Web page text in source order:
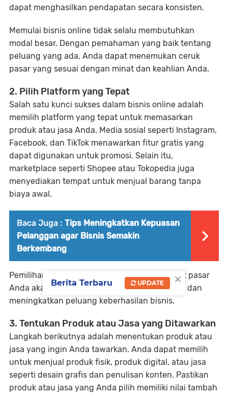
dapat menghasilkan pendapatan secara konsisten.
Memulai bisnis online tidak selalu membutuhkan
modal besar. Dengan pemahaman yang baik tentang
peluang yang ada, Anda dapat menemukan ceruk
pasar yang sesuai dengan minat dan keahlian Anda.
2. Pilih Platform yang Tepat
Salah satu kunci sukses dalam bisnis online adalah
memilih platform yang tepat untuk memasarkan
produk atau jasa Anda. Media sosial seperti Instagram,
Facebook, dan TikTok menawarkan fitur gratis yang
dapat digunakan untuk promosi. Selain itu,
marketplace seperti Shopee atau Tokopedia juga
menyediakan tempat untuk menjual barang tanpa
biaya awal.
Baca Juga : Tips Meningkatkan Kepuasan
Pelanggan agar Bisnis Semakin
Berkembang
Pemilihan platform yang sesuai dengan target pasar
Anda akan membantu memperluas jangkauan dan
meningkatkan peluang keberhasilan bisnis.
3. Tentukan Produk atau Jasa yang Ditawarkan
Langkah berikutnya adalah menentukan produk atau
jasa yang ingin Anda tawarkan. Anda dapat memilih
untuk menjual produk fisik, produk digital, atau jasa
seperti desain grafis dan penulisan konten. Pastikan
produk atau jasa yang Anda pilih memiliki nilai tambah
×
Berita Terbaru UPDATE